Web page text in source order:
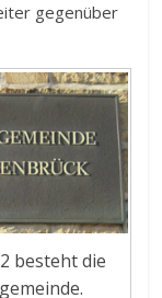
gegenüber
besteht die